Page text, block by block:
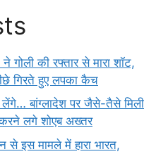
की रफ्तार से मारा शॉट,
गिरते हुए लपका कैच
बांग्लादेश पर जैसे-तैसे मिली
लगे शोएब अख्तर
इस मामले में हारा भारत,